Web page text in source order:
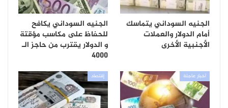
الجنيه السوداني يتماسك
أمام الدولار والعملات
الأجنبية الأخرى
الجنيه السوداني يكافح
للحفاظ على مكاسب مؤقتة
و الدولار يقترب من حاجز الـ
4000
أخبار عاجلة إقتصاد